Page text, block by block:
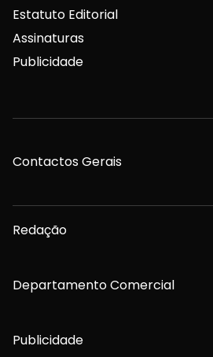
Estatuto Editorial
Assinaturas
Publicidade
Contactos Gerais
Redação
Departamento Comercial
Publicidade